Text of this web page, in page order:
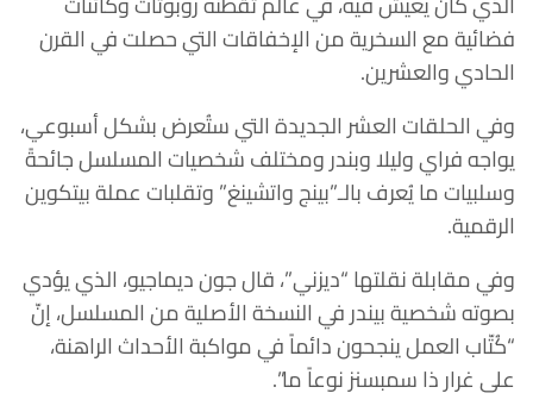
فضائية مع السخرية من الإخفاقات التي حصلت في القرن
الحادي والعشرين.
وفي الحلقات العشر الجديدة التي ستُعرض بشكل أسبوعي،
يواجه فراي وليلا وبندر ومختلف شخصيات المسلسل جائحةً
وسلبيات ما يُعرف بالـ”بينج واتشينغ” وتقلبات عملة بيتكوين
الرقمية.
وفي مقابلة نقلتها “ديزني”، قال جون ديماجيو، الذي يؤدي
بصوته شخصية بيندر في النسخة الأصلية من المسلسل، إنّ
“كُتّاب العمل ينجحون دائماً في مواكبة الأحداث الراهنة،
على غرار ذا سمبسنز نوعاً ما”.